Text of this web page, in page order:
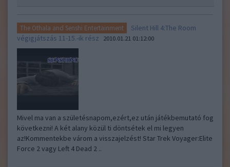
The Othala and Senshi Entertainment
Silent Hill 4:The Room
végigjátszás 11-15.-ik rész
2010.01.21 01:12:00
Mivel ma van a születésnapom,ezért,ez után játékbemutató fog
következni! A két alany közül ti döntsétek el mi legyen
az!Kommentekbe várom a visszajelzést! Star Trek Voyager:Elite
Force 2 vagy Left 4 Dead 2 ..